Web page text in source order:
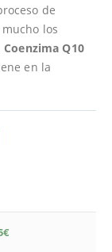
de
los
Coenzima Q10
en la